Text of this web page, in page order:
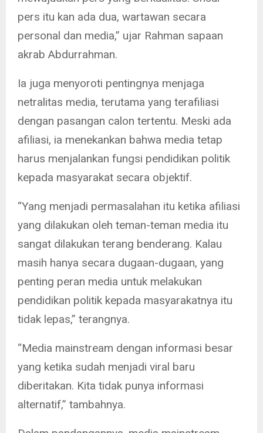
pers itu kan ada dua, wartawan secara
personal dan media,” ujar Rahman sapaan
akrab Abdurrahman.
Ia juga menyoroti pentingnya menjaga
netralitas media, terutama yang terafiliasi
dengan pasangan calon tertentu. Meski ada
afiliasi, ia menekankan bahwa media tetap
harus menjalankan fungsi pendidikan politik
kepada masyarakat secara objektif.
“Yang menjadi permasalahan itu ketika afiliasi
yang dilakukan oleh teman-teman media itu
sangat dilakukan terang benderang. Kalau
masih hanya secara dugaan-dugaan, yang
penting peran media untuk melakukan
pendidikan politik kepada masyarakatnya itu
tidak lepas,” terangnya.
“Media mainstream dengan informasi besar
yang ketika sudah menjadi viral baru
diberitakan. Kita tidak punya informasi
alternatif,” tambahnya.